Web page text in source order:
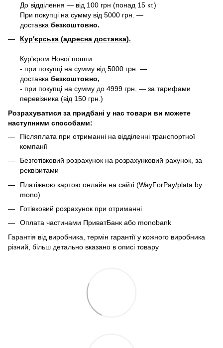
До відділення — від 100 грн (понад 15 кг.)
При покупці на сумму від 5000 грн. —
доставка безкоштовно.
Кур'єрська (адресна доставка).
Кур'єром Нової пошти:
- при покупці на сумму від 5000 грн. —
доставка безкоштовно,
- при покупці на сумму до 4999 грн. — за тарифами
перевізника (від 150 грн.)
Розрахуватися за придбані у нас товари ви можете
наступними способами:
Післяплата при отриманні на відділенні транспортної
компанії
Безготівковий розрахунок на розрахунковий рахунок, за
реквізитами
Платіжною картою онлайн на сайті (WayForPay/plata by
mono)
Готівковий розрахунок при отриманні
Оплата частинами ПриватБанк або monobank
Гарантія від виробника, термін гарантії у кожного виробника
різний, більш детально вказано в описі товару